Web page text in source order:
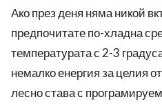
Ако през деня няма никой
предпочитате по-хладна
температурата с 2-3
немалко енергия за целия
лесно става с